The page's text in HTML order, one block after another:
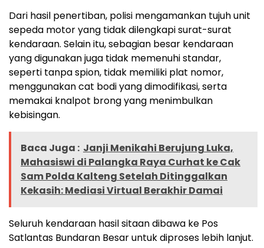
Dari hasil penertiban, polisi mengamankan tujuh unit
sepeda motor yang tidak dilengkapi surat-surat
kendaraan. Selain itu, sebagian besar kendaraan
yang digunakan juga tidak memenuhi standar,
seperti tanpa spion, tidak memiliki plat nomor,
menggunakan cat bodi yang dimodifikasi, serta
memakai knalpot brong yang menimbulkan
kebisingan.
Baca Juga : Janji Menikahi Berujung Luka,
Mahasiswi di Palangka Raya Curhat ke Cak
Sam Polda Kalteng Setelah Ditinggalkan
Kekasih: Mediasi Virtual Berakhir Damai
Seluruh kendaraan hasil sitaan dibawa ke Pos
Satlantas Bundaran Besar untuk diproses lebih lanjut.